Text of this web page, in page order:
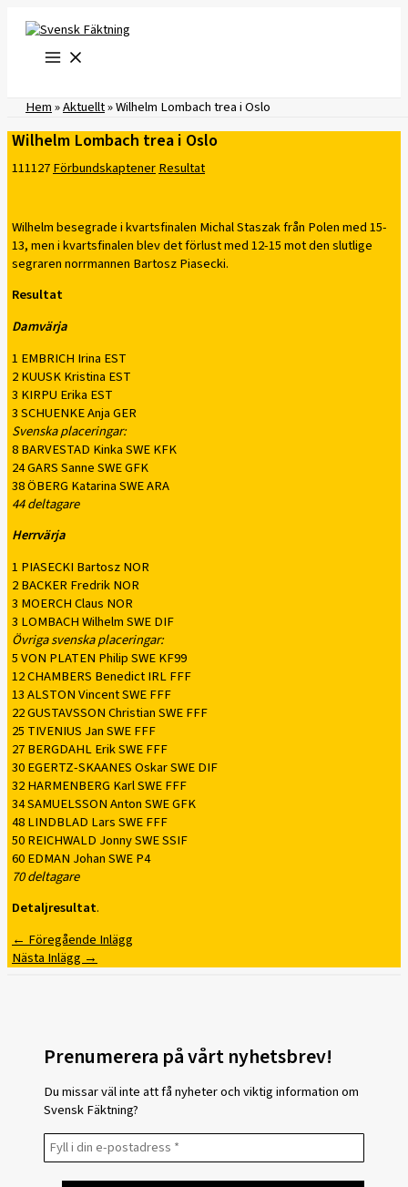
innehåll
Hem»Aktuellt»Wilhelm Lombach trea i Oslo
Wilhelm Lombach trea i Oslo
111127FörbundskaptenerResultat
Wilhelm besegrade i kvartsfinalen Michal Staszak från Polen med 15-
13, men i kvartsfinalen blev det förlust med 12-15 mot den slutlige
segraren norrmannen Bartosz Piasecki.
Resultat
Damvärja
1 EMBRICH Irina EST
2 KUUSK Kristina EST
3 KIRPU Erika EST
3 SCHUENKE Anja GER
Svenska placeringar:
8 BARVESTAD Kinka SWE KFK
24 GARS Sanne SWE GFK
38 ÖBERG Katarina SWE ARA
44 deltagare
Herrvärja
1 PIASECKI Bartosz NOR
2 BACKER Fredrik NOR
3 MOERCH Claus NOR
3 LOMBACH Wilhelm SWE DIF
Övriga svenska placeringar:
5 VON PLATEN Philip SWE KF99
12 CHAMBERS Benedict IRL FFF
13 ALSTON Vincent SWE FFF
22 GUSTAVSSON Christian SWE FFF
25 TIVENIUS Jan SWE FFF
27 BERGDAHL Erik SWE FFF
30 EGERTZ-SKAANES Oskar SWE DIF
32 HARMENBERG Karl SWE FFF
34 SAMUELSSON Anton SWE GFK
48 LINDBLAD Lars SWE FFF
50 REICHWALD Jonny SWE SSIF
60 EDMAN Johan SWE P4
70 deltagare
Detaljresultat.
← Föregående Inlägg
Nästa Inlägg →
Prenumerera på vårt nyhetsbrev!
Du missar väl inte att få nyheter och viktig information om
Svensk Fäktning?